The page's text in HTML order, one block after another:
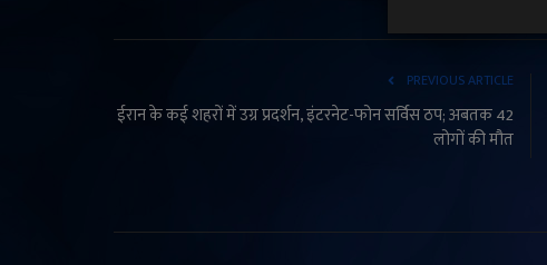
PREVIOUS ARTICLE
ईरान के कई शहरों में उग्र प्रदर्शन, इंटरनेट-फोन सर्विस ठप; अबतक 42
लोगों की मौत